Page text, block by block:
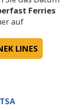
Ferries
auf
LINES